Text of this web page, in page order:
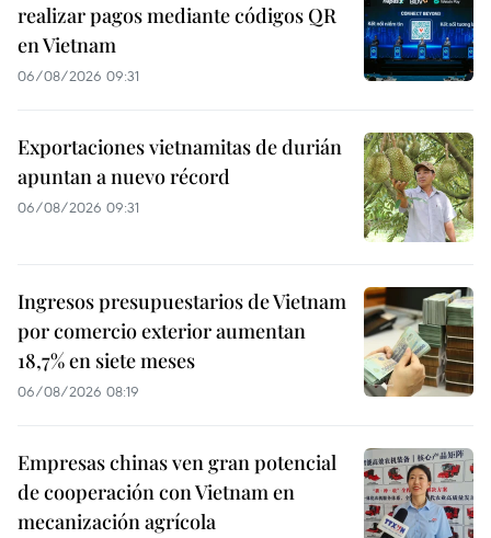
realizar pagos mediante códigos QR
en Vietnam
06/08/2026 09:31
Exportaciones vietnamitas de durián
apuntan a nuevo récord
06/08/2026 09:31
Ingresos presupuestarios de Vietnam
por comercio exterior aumentan
18,7% en siete meses
06/08/2026 08:19
Empresas chinas ven gran potencial
de cooperación con Vietnam en
mecanización agrícola